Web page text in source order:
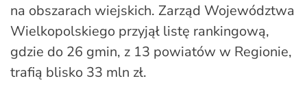
na obszarach wiejskich. Zarząd Województwa
Wielkopolskiego przyjął listę rankingową,
gdzie do 26 gmin, z 13 powiatów w Regionie,
trafią blisko 33 mln zł.